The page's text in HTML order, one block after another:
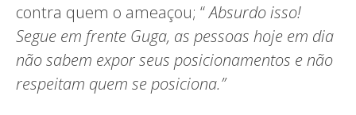
contra quem o ameaçou; “Absurdo isso!
Segue em frente Guga, as pessoas hoje em dia
não sabem expor seus posicionamentos e não
respeitam quem se posiciona.”